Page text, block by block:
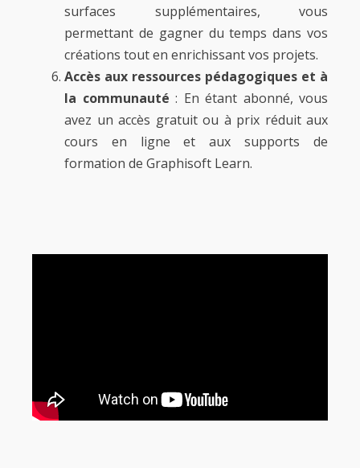
surfaces supplémentaires, vous
permettant de gagner du temps dans vos
créations tout en enrichissant vos projets.
Accès aux ressources pédagogiques et à
la communauté : En étant abonné, vous
avez un accès gratuit ou à prix réduit aux
cours en ligne et aux supports de
formation de Graphisoft Learn.